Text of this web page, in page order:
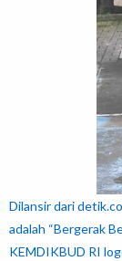
Dilansir dari
adalah “Bergerak
KEMDIKBUD RI